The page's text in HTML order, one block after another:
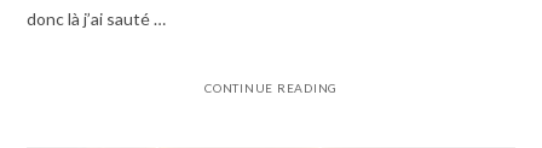
donc là j’ai sauté …
CONTINUE READING